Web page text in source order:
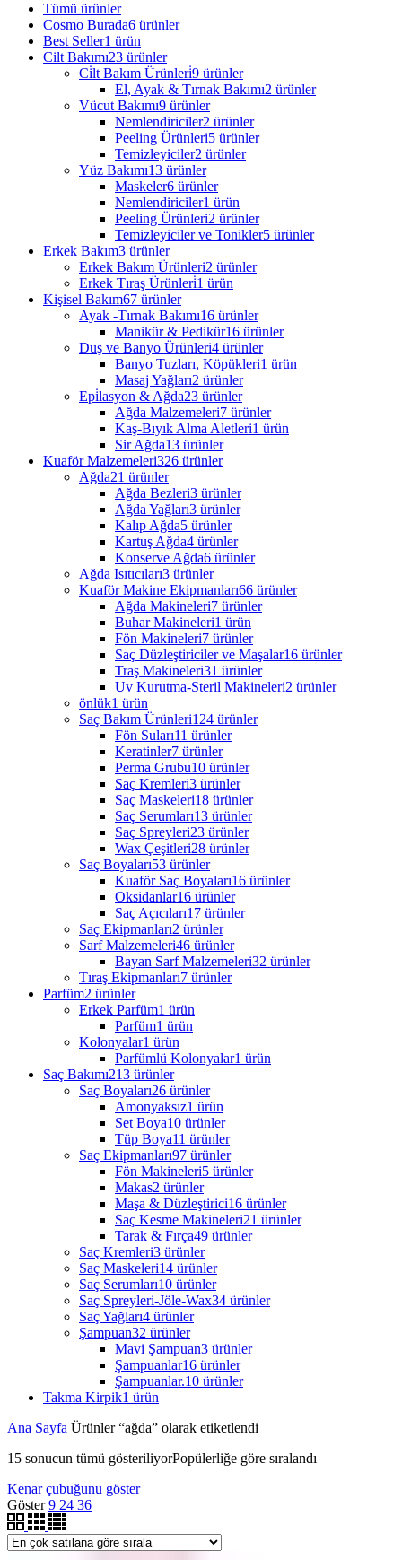
Tümü ürünler
Cosmo Burada6 ürünler
Best Seller1 ürün
Cilt Bakımı23 ürünler
Ci̇lt Bakım Ürünleri̇9 ürünler
El, Ayak & Tırnak Bakımı2 ürünler
Vücut Bakımı9 ürünler
Nemlendiriciler2 ürünler
Peeling Ürünleri5 ürünler
Temizleyiciler2 ürünler
Yüz Bakımı13 ürünler
Maskeler6 ürünler
Nemlendiriciler1 ürün
Peeling Ürünleri2 ürünler
Temizleyiciler ve Tonikler5 ürünler
Erkek Bakım3 ürünler
Erkek Bakım Ürünleri2 ürünler
Erkek Tıraş Ürünleri̇1 ürün
Kişisel Bakım67 ürünler
Ayak -Tırnak Bakımı16 ürünler
Manikür & Pedikür16 ürünler
Duş ve Banyo Ürünleri4 ürünler
Banyo Tuzları, Köpükleri1 ürün
Masaj Yağları2 ürünler
Epi̇lasyon & Ağda23 ürünler
Ağda Malzemeleri7 ürünler
Kaş-Bıyık Alma Aletleri1 ürün
Sir Ağda13 ürünler
Kuaför Malzemeleri326 ürünler
Ağda21 ürünler
Ağda Bezleri3 ürünler
Ağda Yağları3 ürünler
Kalıp Ağda5 ürünler
Kartuş Ağda4 ürünler
Konserve Ağda6 ürünler
Ağda Isıtıcıları3 ürünler
Kuaför Makine Ekipmanları66 ürünler
Ağda Makineleri7 ürünler
Buhar Makineleri1 ürün
Fön Makineleri7 ürünler
Saç Düzleştiriciler ve Maşalar16 ürünler
Traş Makineleri31 ürünler
Uv Kurutma-Steril Makineleri2 ürünler
önlük1 ürün
Saç Bakım Ürünleri124 ürünler
Fön Suları11 ürünler
Keratinler7 ürünler
Perma Grubu10 ürünler
Saç Kremleri3 ürünler
Saç Maskeleri18 ürünler
Saç Serumları13 ürünler
Saç Spreyleri23 ürünler
Wax Çeşitleri28 ürünler
Saç Boyaları53 ürünler
Kuaför Saç Boyaları16 ürünler
Oksidanlar16 ürünler
Saç Açıcıları17 ürünler
Saç Ekipmanları2 ürünler
Sarf Malzemeleri46 ürünler
Bayan Sarf Malzemeleri32 ürünler
Tıraş Ekipmanları7 ürünler
Parfüm2 ürünler
Erkek Parfüm1 ürün
Parfüm1 ürün
Kolonyalar1 ürün
Parfümlü Kolonyalar1 ürün
Saç Bakımı213 ürünler
Saç Boyaları26 ürünler
Amonyaksız1 ürün
Set Boya10 ürünler
Tüp Boya11 ürünler
Saç Ekipmanları97 ürünler
Fön Makineleri5 ürünler
Makas2 ürünler
Maşa & Düzleştirici16 ürünler
Saç Kesme Makineleri21 ürünler
Tarak & Fırça49 ürünler
Saç Kremleri3 ürünler
Saç Maskeleri14 ürünler
Saç Serumları10 ürünler
Saç Spreyleri-Jöle-Wax34 ürünler
Saç Yağları4 ürünler
Şampuan32 ürünler
Mavi Şampuan3 ürünler
Şampuanlar16 ürünler
Şampuanlar.10 ürünler
Takma Kirpik1 ürün
Ana Sayfa Ürünler “ağda” olarak etiketlendi
15 sonucun tümü gösteriliyorPopülerliğe göre sıralandı
Kenar çubuğunu göster
Göster9 24 36